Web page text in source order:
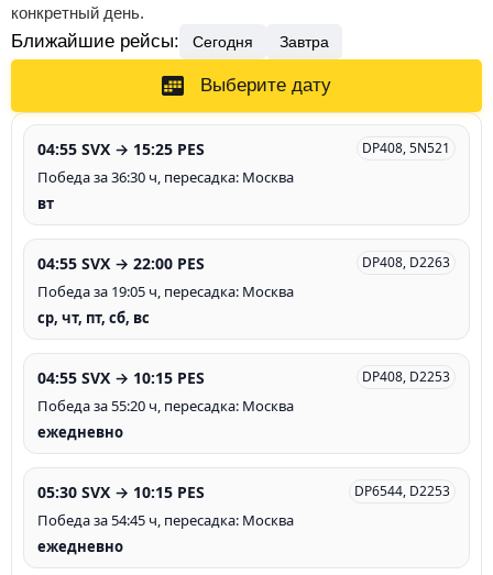
конкретный день.
Ближайшие рейсы: Сегодня Завтра
Выберите дату
04:55 SVX → 15:25 PES DP408, 5N521
Победа за 36:30 ч, пересадка: Москва
вт
04:55 SVX → 22:00 PES DP408, D2263
Победа за 19:05 ч, пересадка: Москва
ср, чт, пт, сб, вс
04:55 SVX → 10:15 PES DP408, D2253
Победа за 55:20 ч, пересадка: Москва
ежедневно
05:30 SVX → 10:15 PES DP6544, D2253
Победа за 54:45 ч, пересадка: Москва
ежедневно